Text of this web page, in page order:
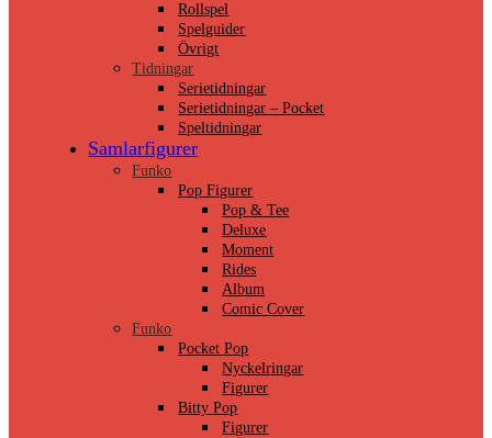
Rollspel
Spelguider
Övrigt
Tidningar
Serietidningar
Serietidningar – Pocket
Speltidningar
Samlarfigurer
Funko
Pop Figurer
Pop & Tee
Deluxe
Moment
Rides
Album
Comic Cover
Funko
Pocket Pop
Nyckelringar
Figurer
Bitty Pop
Figurer